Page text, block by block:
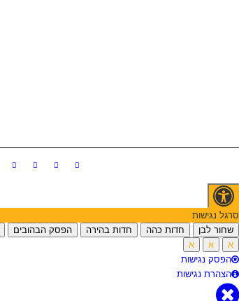
סרגל נגישות
שחור לבן
חדות כהה חדות בהירה הפסק הבהובים
א
א
א
הפסק נגישות
הצהרת נגישות